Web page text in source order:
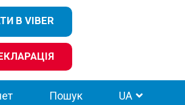
В VIBER
Пошук UA